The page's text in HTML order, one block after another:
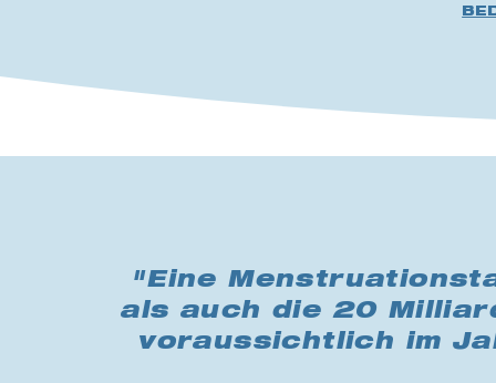
"Eine
als auch die 20
voraussichtlich im